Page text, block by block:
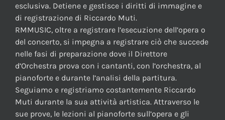
esclusiva. Detiene e gestisce i diritti di immagine e
di registrazione di Riccardo Muti.
RMMUSIC, oltre a registrare l’esecuzione dell’opera o
del concerto, si impegna a registrare ciò che succede
nelle fasi di preparazione dove il Direttore
d’Orchestra prova con i cantanti, con l’orchestra, al
pianoforte e durante l’analisi della partitura.
Seguiamo e registriamo costantemente Riccardo
Muti durante la sua attività artistica. Attraverso le
sue prove, le lezioni al pianoforte sull’opera e gli